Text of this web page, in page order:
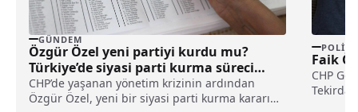
GÜNDEM
Özgür Özel yeni partiyi kurdu mu?
Türkiye’de siyasi parti kurma süreci
nasıl işler?
CHP’de yaşanan yönetim krizinin ardından
Özgür Özel, yeni bir siyasi parti kurma kararını
Faik
CHP